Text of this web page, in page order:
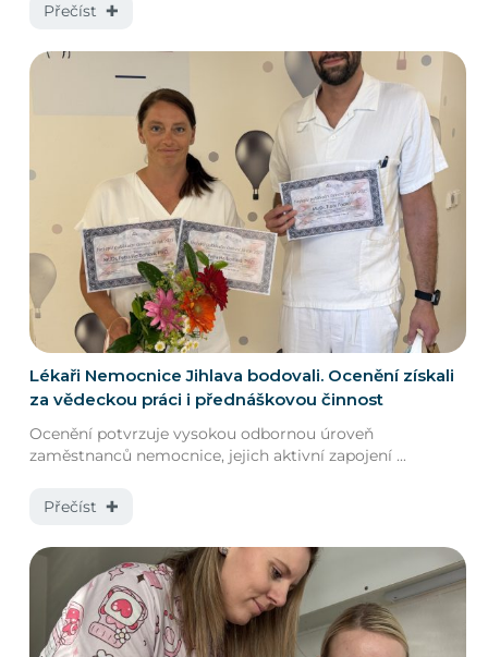
Přečíst ✚
Lékaři Nemocnice Jihlava bodovali. Ocenění získali
za vědeckou práci i přednáškovou činnost
Ocenění potvrzuje vysokou odbornou úroveň
zaměstnanců nemocnice, jejich aktivní zapojení ...
Přečíst ✚